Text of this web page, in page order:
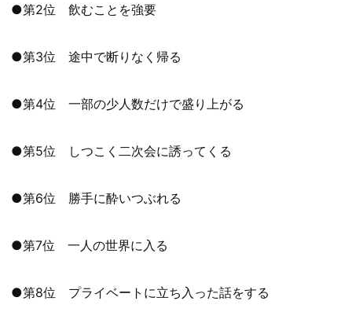
●第2位 飲むことを強要
●第3位 途中で断りなく帰る
●第4位 一部の少人数だけで盛り上がる
●第5位 しつこく二次会に誘ってくる
●第6位 勝手に酔いつぶれる
●第7位 一人の世界に入る
●第8位 プライベートに立ち入った話をする